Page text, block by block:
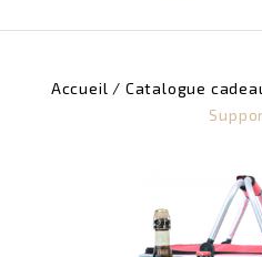
Accueil Catalogue